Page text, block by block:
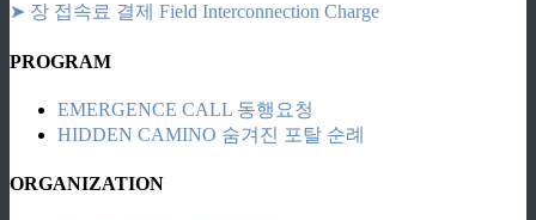
➤ 장 접속료 결제 Field Interconnection Charge
PROGRAM
EMERGENCE CALL 동행요청
HIDDEN CAMINO 숨겨진 포탈 순례
ORGANIZATION